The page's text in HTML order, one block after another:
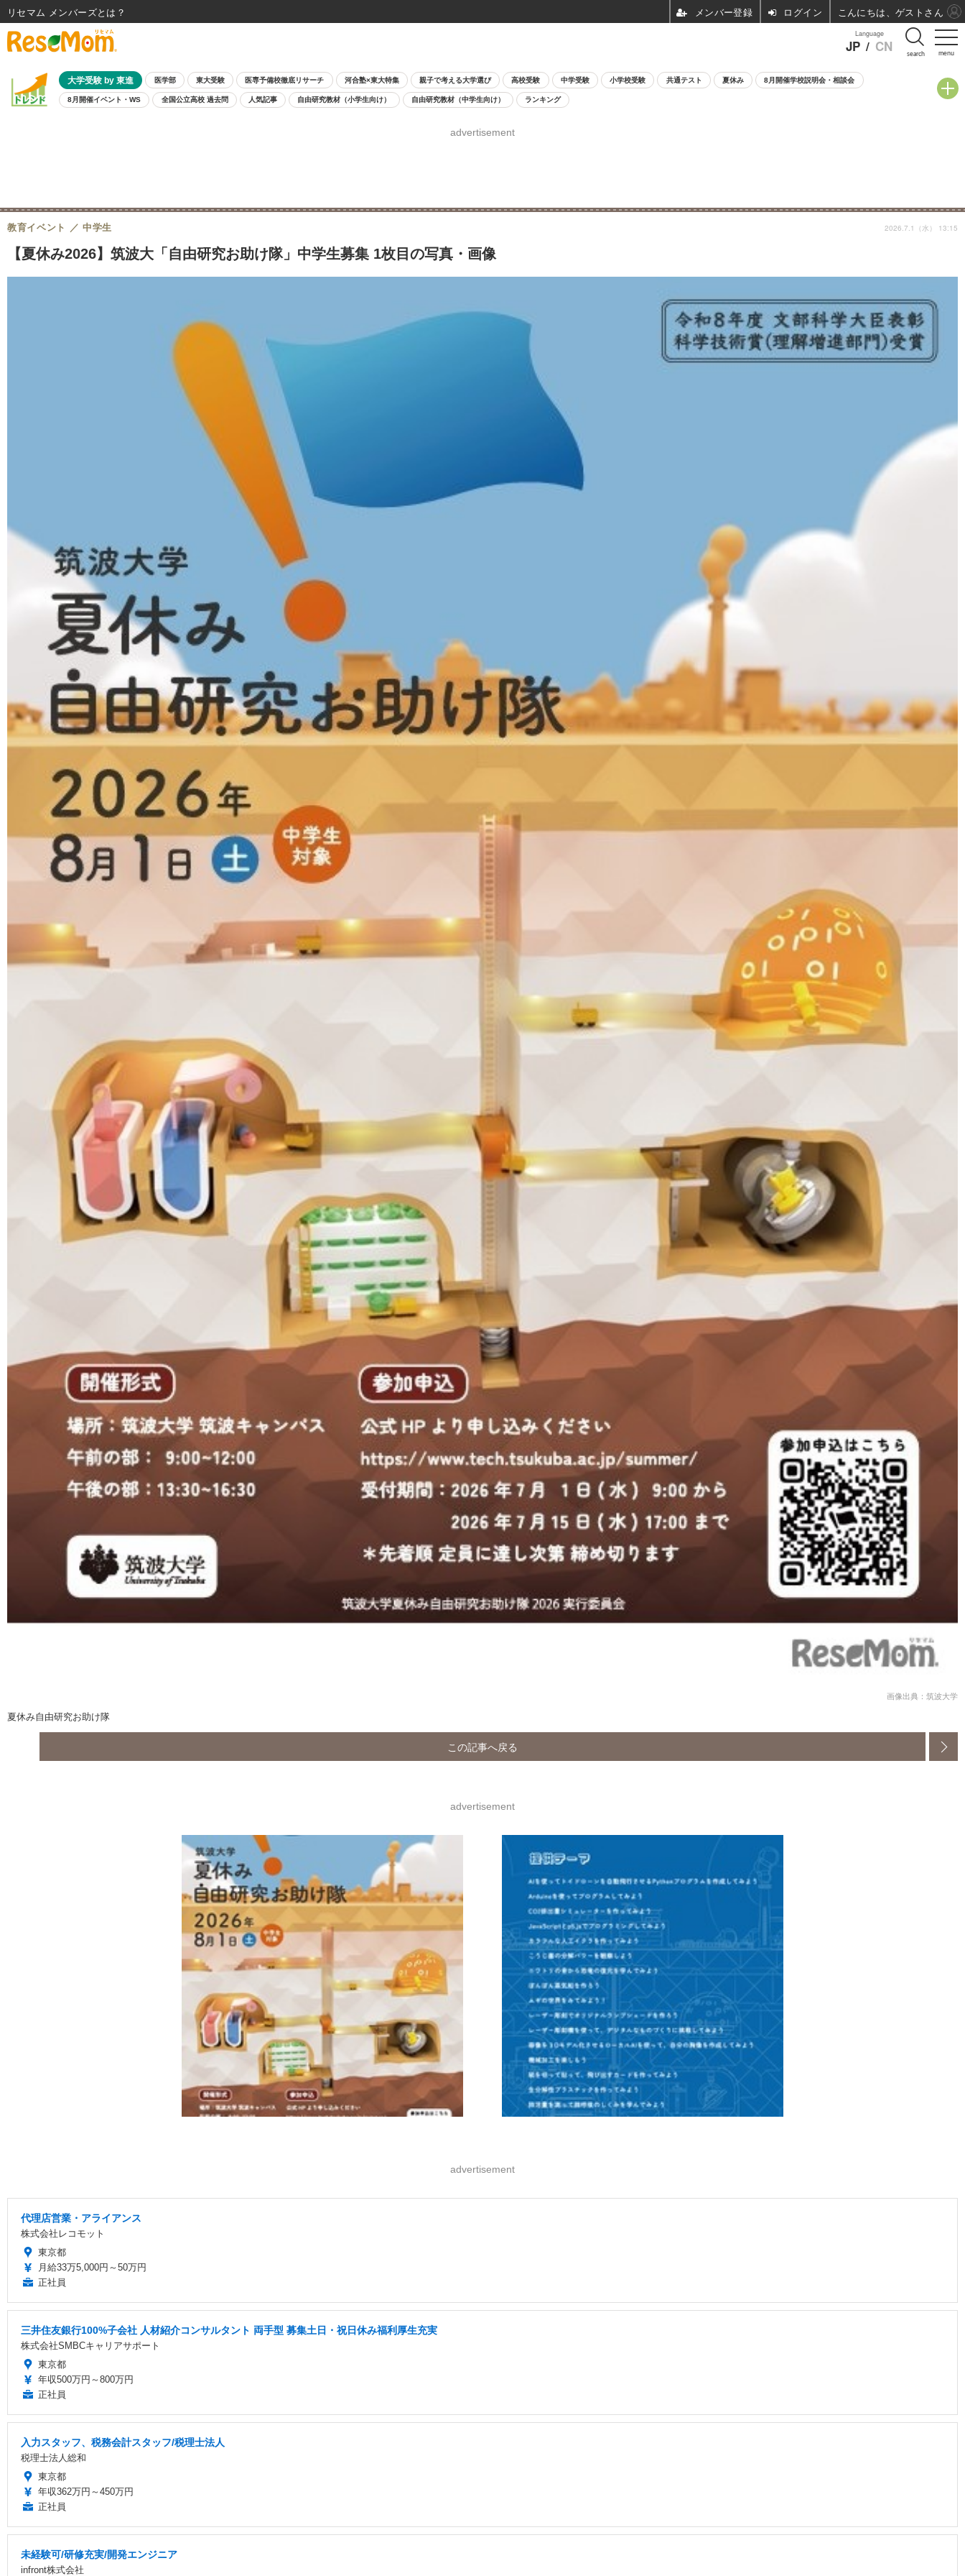
menu
Language
JP / CN search
大学受験 by 東進 医学部 東大受験 医専予備校徹底リサーチ 河合塾×東大特集 親子で考える大学選び 高校受験 中学受験 小学校受験 共通テスト 夏休み 8月開催学校説明会・相談会
8月開催イベント・WS 全国公立高校 過去問 人気記事 自由研究教材（小学生向け） 自由研究教材（中学生向け） ランキング
advertisement
【夏休み2026】筑波大「自由研究お助け隊」中学生募集 1枚目の写真・画像
教育イベント 中学生 2026.7.1（水） 13:15
画像出典：筑波大学
夏休み自由研究お助け隊
この記事へ戻る
advertisement
advertisement
代理店営業・アライアンス
株式会社レコモット
東京都
月給33万5,000円～50万円
正社員
三井住友銀行100%子会社 人材紹介コンサルタント 両手型 募集土日・祝日休み福利厚生充実
株式会社SMBCキャリアサポート
東京都
年収500万円～800万円
正社員
入力スタッフ、税務会計スタッフ/税理士法人
税理士法人総和
東京都
年収362万円～450万円
正社員
未経験可/研修充実/開発エンジニア
infront株式会社
リセマム メンバーズ ログイン こんにちは、ゲストさん